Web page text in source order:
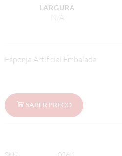
LARGURA
N/A
Esponja Artificial Embalada
SABER PREÇO